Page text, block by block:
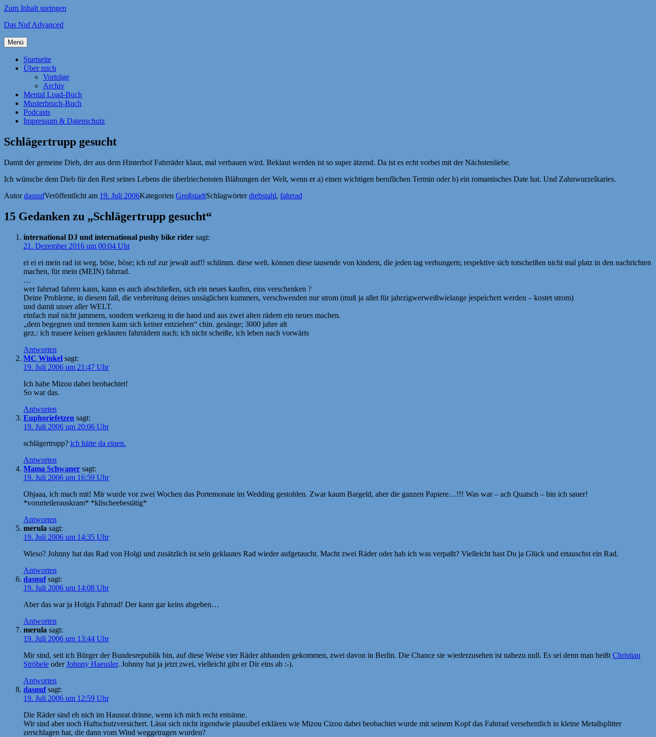
Zum Inhalt springen
Das Nuf Advanced
Menü
Startseite
Über mich
Vorträge
Archiv
Mental Load-Buch
Musterbruch-Buch
Podcasts
Impressum & Datenschutz
Schlägertrupp gesucht
Damit der gemeine Dieb, der aus dem Hinterhof Fahrräder klaut, mal verhauen wird. Beklaut werden ist so super ätzend. Da ist es echt vorbei mit der Nächstenliebe.
Ich wünsche dem Dieb für den Rest seines Lebens die überlriechensten Blähungen der Welt, wenn er a) einen wichtigen beruflichen Termin oder b) ein romantisches Date hat. Und Zahnwurzelkaries.
AutordasnufVeröffentlicht am 19. Juli 2006Kategorien GroßstadtSchlagwörterdiebstahl, fahrrad
15 Gedanken zu „Schlägertrupp gesucht“
international DJ und international pushy bike rider sagt:
21. Dezember 2016 um 00:04 Uhr
ei ei ei mein rad ist weg. böse, böse; ich ruf zur jewalt auf!! schlimm. diese welt. können diese tausende von kindern, die jeden tag verhungern; respektive sich totscheißen nicht mal platz in den nachrichten
machen, für mein (MEIN) fahrrad.
…
wer fahrrad fahren kann, kann es auch abschließen, sich ein neues kaufen, eins verschenken ?
Deine Probleme, in diesem fall, die verbreitung deines unsäglichen kummers, verschwenden nur strom (muß ja allet für jahrzigwerweißwielange jespeichert werden – kostet strom)
und damit unser aller WELT.
einfach mal nicht jammern, sondern werkzeug in die hand und aus zwei alten rädern ein neues machen.
„dem begegnen und trennen kann sich keiner entziehen“ chin. gesänge; 3000 jahre alt
gez.: ich trauere keinen geklauten fahrrädern nach; ich nicht scheiße, ich leben nach vorwärts
Antworten
MC Winkel sagt:
19. Juli 2006 um 21:47 Uhr
Ich habe Mizou dabei beobachtet!
So war das.
Antworten
Euphoriefetzen sagt:
19. Juli 2006 um 20:06 Uhr
schlägertrupp? ich hätte da einen.
Antworten
Mama Schwaner sagt:
19. Juli 2006 um 16:59 Uhr
Ohjaaa, ich mach mit! Mir wurde vor zwei Wochen das Portemonaie im Wedding gestohlen. Zwar kaum Bargeld, aber die ganzen Papiere…!!! Was war – ach Quatsch – bin ich sauer!
*vorurteilerauskram* *klischeebestätig*
Antworten
merula sagt:
19. Juli 2006 um 14:35 Uhr
Wieso? Johnny hat das Rad von Holgi und zusätzlich ist sein geklautes Rad wieder aufgetaucht. Macht zwei Räder oder hab ich was verpaßt? Vielleicht hast Du ja Glück und ertauschst ein Rad.
Antworten
dasnuf sagt:
19. Juli 2006 um 14:08 Uhr
Aber das war ja Holgis Fahrrad! Der kann gar keins abgeben…
Antworten
merula sagt:
19. Juli 2006 um 13:44 Uhr
Mir sind, seit ich Bürger der Bundesrepublik bin, auf diese Weise vier Räder abhanden gekommen, zwei davon in Berlin. Die Chance sie wiederzusehen ist nahezu null. Es sei denn man heißt Christian
Ströbele oderJohnny Haeusler. Johnny hat ja jetzt zwei, vielleicht gibt er Dir eins ab :-).
Antworten
dasnuf sagt:
19. Juli 2006 um 12:59 Uhr
Die Räder sind eh nich im Hausrat drinne, wenn ich mich recht entsinne.
Wir sind aber noch Haftschutzversichert. Lässt sich nicht irgendwie plausibel erklären wie Mizou Cizou dabei beobachtet wurde mit seinem Kopf das Fahrrad versehentlich in kleine Metallsplitter
zerschlagen hat, die dann vom Wind weggetragen wurden?